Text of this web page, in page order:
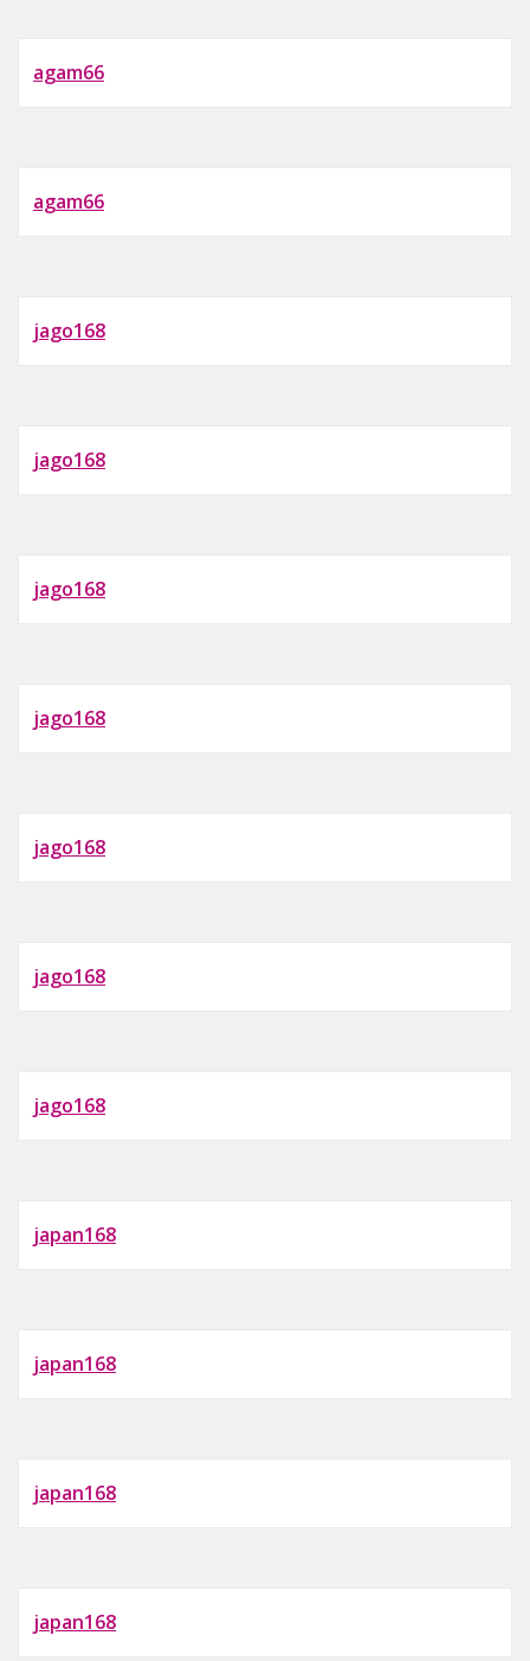
agam66
agam66
jago168
jago168
jago168
jago168
jago168
jago168
jago168
japan168
japan168
japan168
japan168